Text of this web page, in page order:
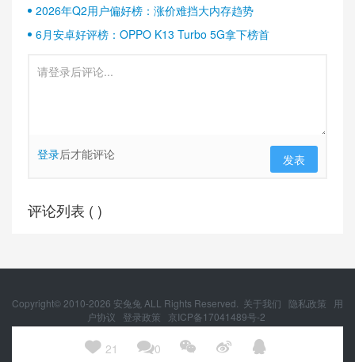
 21 0   
2026年Q2用户偏好榜：涨价难挡大内存趋势
6月安卓好评榜：OPPO K13 Turbo 5G拿下榜首
登录后才能评论 发表
评论列表 ( )
Copyright© 2010-2026 安兔兔 ALL Rights Reserved. 关于我们 隐私政策
用
户协议
登录政策
京ICP备17041489号-2
京公网安备 11010502054377号